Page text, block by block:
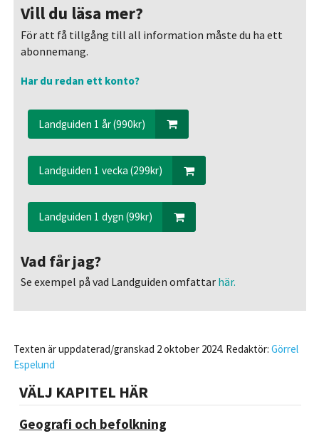
Vill du läsa mer?
För att få tillgång till all information måste du ha ett
abonnemang.
Har du redan ett konto?
Landguiden 1 år (990kr)
Landguiden 1 vecka (299kr)
Landguiden 1 dygn (99kr)
Vad får jag?
Se exempel på vad Landguiden omfattarhär.
Texten är uppdaterad/granskad 2 oktober 2024. Redaktör: Görrel
Espelund
VÄLJ KAPITEL HÄR
Geografi och befolkning